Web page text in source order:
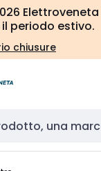
periodo estivo.
chiusure